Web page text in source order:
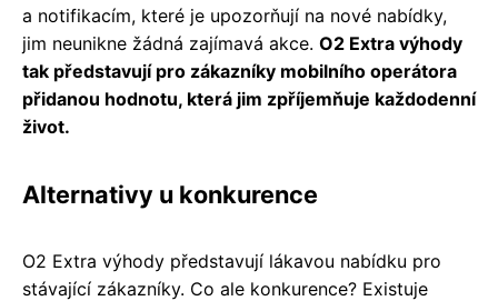
a notifikacím, které je upozorňují na nové nabídky,
jim neunikne žádná zajímavá akce. O2 Extra výhody
tak představují pro zákazníky mobilního operátora
přidanou hodnotu, která jim zpříjemňuje každodenní
život.
Alternativy u konkurence
O2 Extra výhody představují lákavou nabídku pro
stávající zákazníky. Co ale konkurence? Existuje